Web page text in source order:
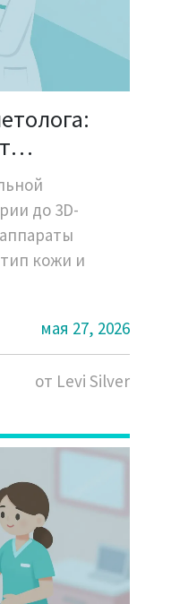
до 3D-
кожи и
мая 27, 2026
от Levi Silver